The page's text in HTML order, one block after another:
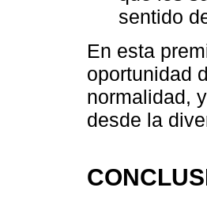
sentido
En esta
oportunidad
normalidad,
desde la